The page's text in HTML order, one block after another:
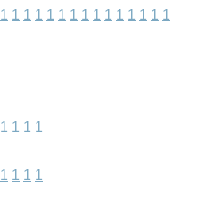
1 1 1 1 1 1 1 1 1 1 1 1 1 1 1
1 1 1 1
1 1 1 1